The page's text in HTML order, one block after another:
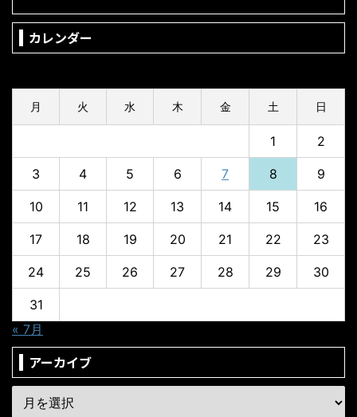
カレンダー
月 火 水 木 金 土 日
1 2
3 4 5 6 7 8 9
10 11 12 13 14 15 16
17 18 19 20 21 22 23
24 25 26 27 28 29 30
31
« 7月
アーカイブ